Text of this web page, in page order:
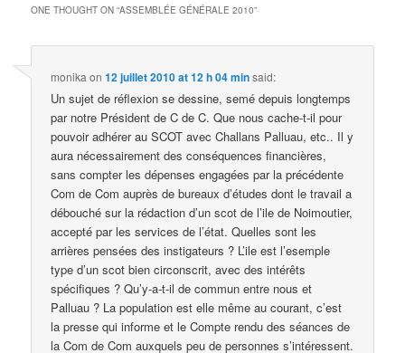
ONE THOUGHT ON “ASSEMBLÉE GÉNÉRALE 2010”
monika on12 juillet 2010 at 12 h 04 minsaid:
Un sujet de réflexion se dessine, semé depuis longtemps
par notre Président de C de C. Que nous cache-t-il pour
pouvoir adhérer au SCOT avec Challans Palluau, etc.. Il y
aura nécessairement des conséquences financières,
sans compter les dépenses engagées par la précédente
Com de Com auprès de bureaux d’études dont le travail a
débouché sur la rédaction d’un scot de l’ile de Noimoutier,
accepté par les services de l’état. Quelles sont les
arrières pensées des instigateurs ? L’ile est l’esemple
type d’un scot bien circonscrit, avec des intérêts
spécifiques ? Qu’y-a-t-il de commun entre nous et
Palluau ? La population est elle même au courant, c’est
la presse qui informe et le Compte rendu des séances de
la Com de Com auxquels peu de personnes s’intéressent.